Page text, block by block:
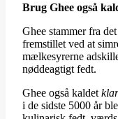
Brug Ghee også
Ghee stammer fra
fremstillet ved at
mælkesyrerne
nøddeagtigt fedt.
Ghee også kaldet
i de sidste 5000 år